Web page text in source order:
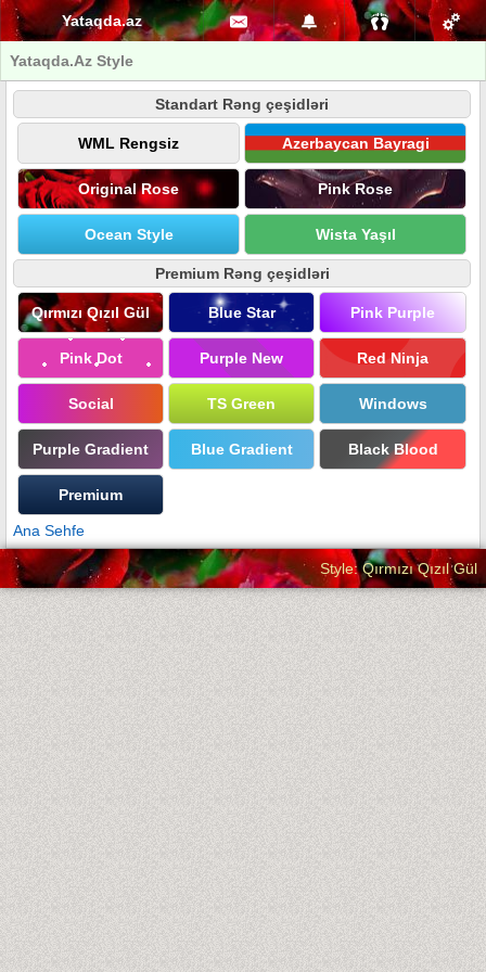
Yataqda.az
Yataqda.Az Style
Standart Rəng çeşidləri
WML Rengsiz Azerbaycan Bayragi
Original Rose Pink Rose
Ocean Style Wista Yaşıl
Premium Rəng çeşidləri
Qırmızı Qızıl Gül Blue Star Pink Purple
Pink Dot Purple New Red Ninja
Social TS Green Windows
Purple Gradient Blue Gradient Black Blood
Premium
Ana Sehfe
Style: Qırmızı Qızıl Gül